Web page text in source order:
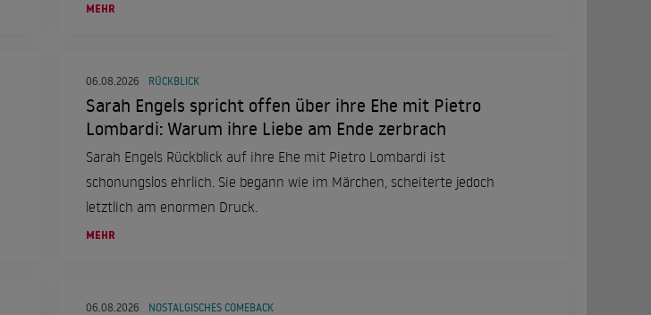
MEHR
06.08.2026 RÜCKBLICK
Sarah Engels spricht offen über ihre Ehe mit Pietro
Lombardi: Warum ihre Liebe am Ende zerbrach
Sarah Engels Rückblick auf ihre Ehe mit Pietro Lombardi ist
schonungslos ehrlich. Sie begann wie im Märchen, scheiterte jedoch
letztlich am enormen Druck.
MEHR
06.08.2026 NOSTALGISCHES COMEBACK